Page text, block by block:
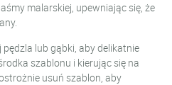
malarskiej, upewniając się, że
lub gąbki, aby delikatnie
szablonu i kierując się na
usuń szablon, aby